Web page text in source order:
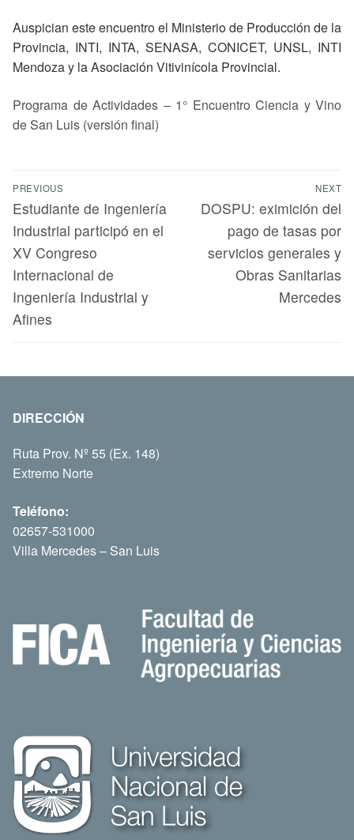
Auspician este encuentro el Ministerio de Producción de la
Provincia, INTI, INTA, SENASA, CONICET, UNSL, INTI
Mendoza y la Asociación Vitivinícola Provincial.
Programa de Actividades – 1° Encuentro Ciencia y Vino
de San Luis (versión final)
PREVIOUS
Estudiante de Ingeniería
Industrial participó en el
XV Congreso
Internacional de
Ingeniería Industrial y
Afines
NEXT
DOSPU: eximición del
pago de tasas por
servicios generales y
Obras Sanitarias
Mercedes
DIRECCIÓN
Ruta Prov. Nº 55 (Ex. 148)
Extremo Norte
Teléfono:
02657-531000
Villa Mercedes – San Luis